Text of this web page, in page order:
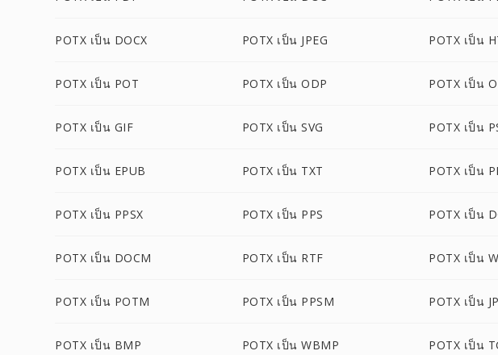
POTX เป็น DOCX POTX เป็น JPEG POTX เป็น
POTX เป็น POT POTX เป็น ODP POTX เป็น
POTX เป็น GIF POTX เป็น SVG POTX เป็น
POTX เป็น EPUB POTX เป็น TXT POTX เป็น
POTX เป็น PPSX POTX เป็น PPS POTX เป็น
POTX เป็น DOCM POTX เป็น RTF POTX เป็น
POTX เป็น POTM POTX เป็น PPSM POTX เป็น
POTX เป็น BMP POTX เป็น WBMP POTX เป็น